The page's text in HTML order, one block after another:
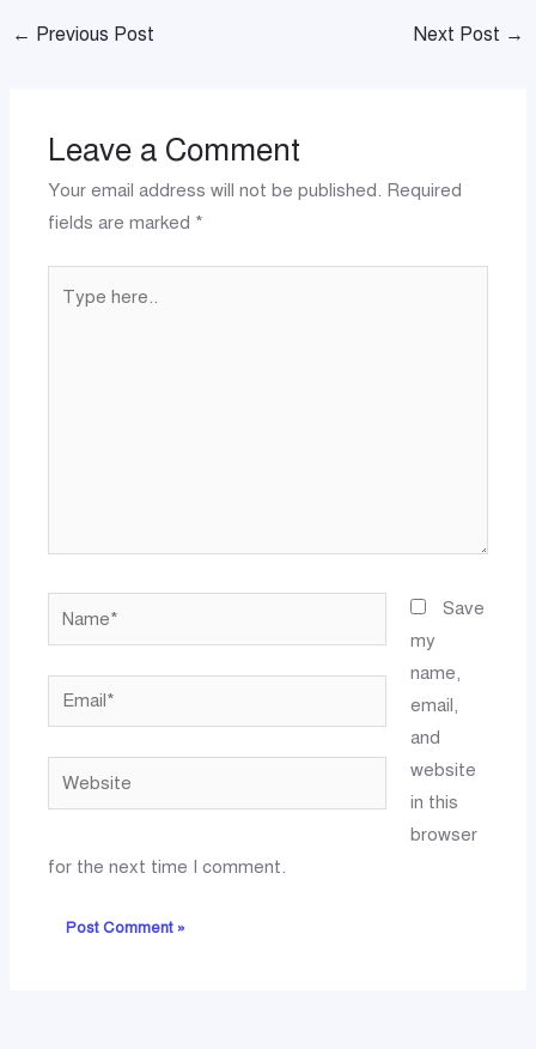
← Previous Post Next Post →
Leave a Comment
Your email address will not be published. Required
fields are marked *
here..
Name*
Email*
Website
Save
my
name,
email,
and
website
in this
browser
for the next time I comment.